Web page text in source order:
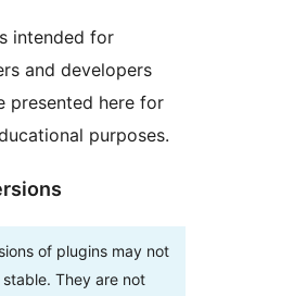
intended for
and developers
presented here for
purposes.
of plugins may not
They are not